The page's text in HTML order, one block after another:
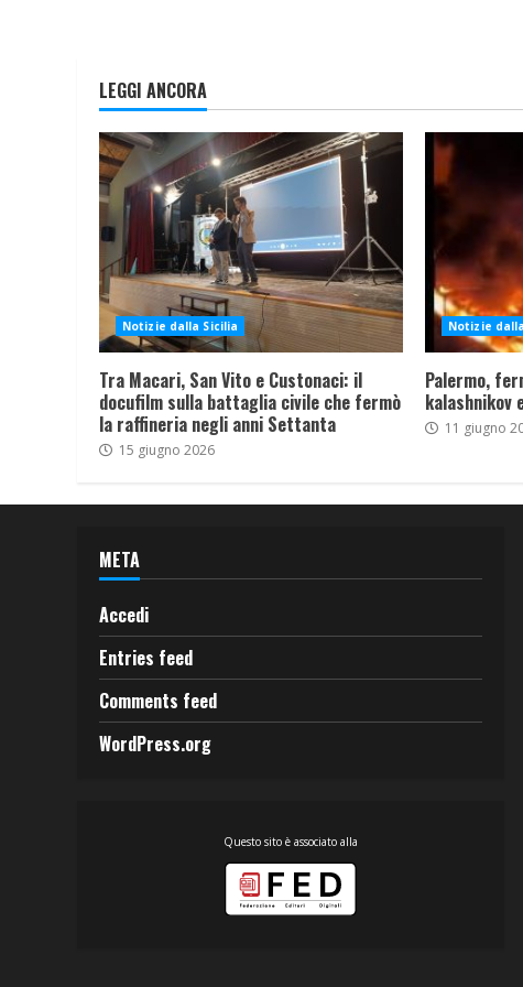
LEGGI ANCORA
Notizie dalla Sicilia
Tra Macari, San Vito e Custonaci: il
docufilm sulla battaglia civile che fermò
la raffineria negli anni Settanta
15 giugno 2026
Notizie
Palermo,
kalashnikov
11 giugno
META
Accedi
Entries feed
Comments feed
WordPress.org
Questo sito è associato alla